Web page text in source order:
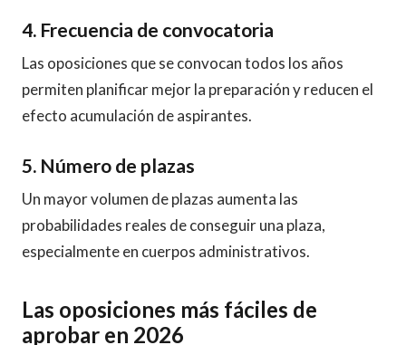
4. Frecuencia de convocatoria
Las oposiciones que se convocan todos los años
permiten planificar mejor la preparación y reducen el
efecto acumulación de aspirantes.
5. Número de plazas
Un mayor volumen de plazas aumenta las
probabilidades reales de conseguir una plaza,
especialmente en cuerpos administrativos.
Las oposiciones más fáciles de
aprobar en 2026